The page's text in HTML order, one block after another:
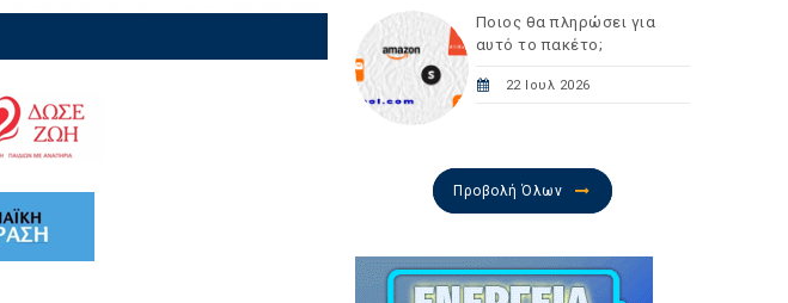
Ποιος θα πληρώσει για
αυτό το πακέτο;
22 Ιουλ 2026
Προβολή Όλων